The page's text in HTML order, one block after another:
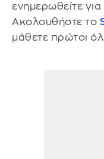
ενημερωθείτε
Ακολουθήστε το
μάθετε πρώτοι